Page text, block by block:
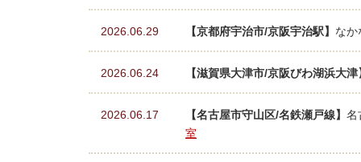
2026.06.29 【京都府宇治市/京阪宇治駅】 なか
2026.06.24 【滋賀県大津市/京阪びわ湖浜大津
2026.06.17 【名古屋市守山区/名鉄瀬戸線】 名
室